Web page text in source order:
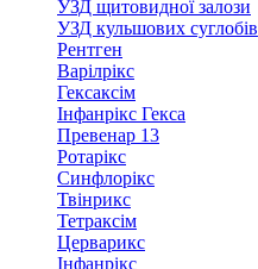
УЗД щитовидної залози
УЗД кульшових суглобів
Рентген
Варілрікс
Гексаксім
Інфанрікс Гекса
Превенар 13
Ротарікс
Синфлорікс
Твінрикс
Тетраксім
Церварикс
Інфанрікс